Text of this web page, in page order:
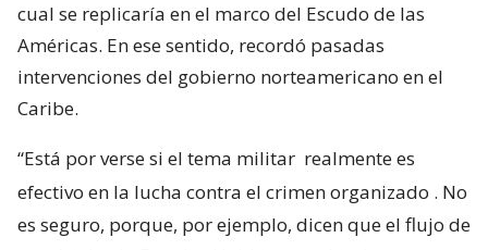
cual se replicaría en el marco del Escudo de las
Américas. En ese sentido, recordó pasadas
intervenciones del gobierno norteamericano en el
Caribe.
“Está por verse si el tema militar realmente es
efectivo en la lucha contra el crimen organizado . No
es seguro, porque, por ejemplo, dicen que el flujo de